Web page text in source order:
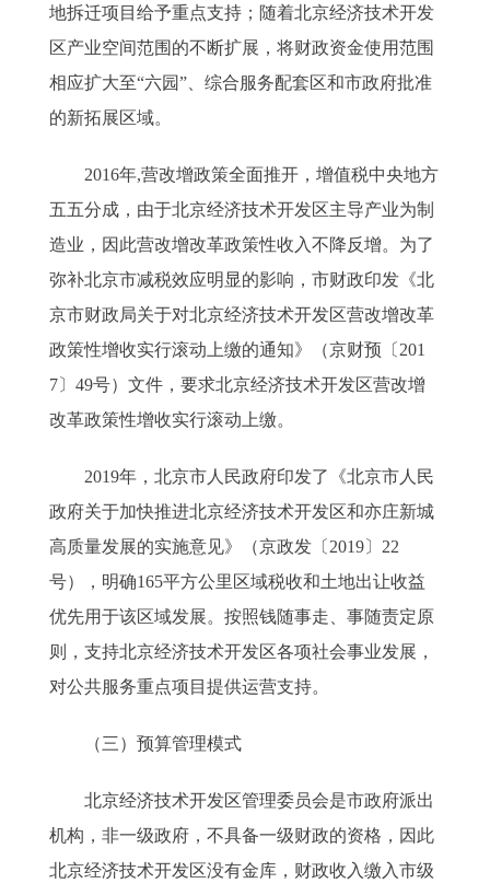
地拆迁项目给予重点支持；随着北京经济技术开发
区产业空间范围的不断扩展，将财政资金使用范围
相应扩大至“六园”、综合服务配套区和市政府批准
的新拓展区域。
2016年,营改增政策全面推开，增值税中央地方
五五分成，由于北京经济技术开发区主导产业为制
造业，因此营改增改革政策性收入不降反增。为了
弥补北京市减税效应明显的影响，市财政印发《北
京市财政局关于对北京经济技术开发区营改增改革
政策性增收实行滚动上缴的通知》（京财预〔201
7〕49号）文件，要求北京经济技术开发区营改增
改革政策性增收实行滚动上缴。
2019年，北京市人民政府印发了《北京市人民
政府关于加快推进北京经济技术开发区和亦庄新城
高质量发展的实施意见》（京政发〔2019〕22
号），明确165平方公里区域税收和土地出让收益
优先用于该区域发展。按照钱随事走、事随责定原
则，支持北京经济技术开发区各项社会事业发展，
对公共服务重点项目提供运营支持。
（三）预算管理模式
北京经济技术开发区管理委员会是市政府派出
机构，非一级政府，不具备一级财政的资格，因此
北京经济技术开发区没有金库，财政收入缴入市级